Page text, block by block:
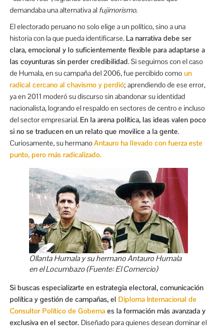
demandaba una alternativa al fujimorismo.
El electorado peruano no solo elige a un político, sino a una
historia con la que pueda identificarse. La narrativa debe ser
clara, emocional y lo suficientemente flexible para adaptarse a
las coyunturas sin perder credibilidad. Si seguimos con el caso
de Humala, en su campaña del 2006, fue percibido como un
radical cercano al chavismo y perdió; aprendiendo de ese error,
ya en 2011 moderó su discurso sin abandonar su identidad
nacionalista, logrando el respaldo en sectores de centro e incluso
del sector empresarial. En la arena política, las ideas valen poco
si no se traducen en un relato que movilice a la gente.
Curiosamente, su hermanoAntauro ha llevado con fuerza este
punto, pero más radicalizado.
Ollanta Humala y su hermano Antauro Humala
en el Locumbazo (Fuente: El Comercio)
Si buscas especializarte en estrategia electoral, comunicación
política y gestión de campañas, el Diploma Internacional de
Consultor Político de Goberna es la formación más avanzada y
exclusiva en el sector. Diseñado para quienes desean dominar el